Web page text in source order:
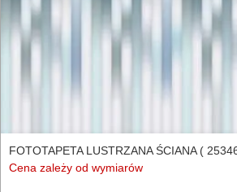
FOTOTAPETA LUSTRZANA ŚCIANA (
Cena zależy od wymiarów